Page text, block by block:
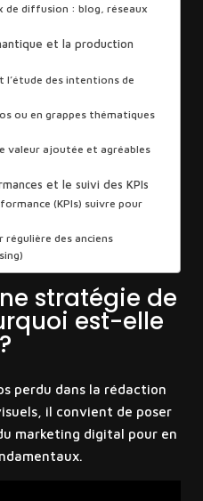
de diffusion : blog, réseaux
et la production
l’étude des intentions de
ou en grappes thématiques
valeur ajoutée et agréables
et le suivi des KPIs
(KPIs) suivre pour
régulière des anciens
stratégie de
est-elle
perdu dans la rédaction
il convient de poser
marketing digital pour en